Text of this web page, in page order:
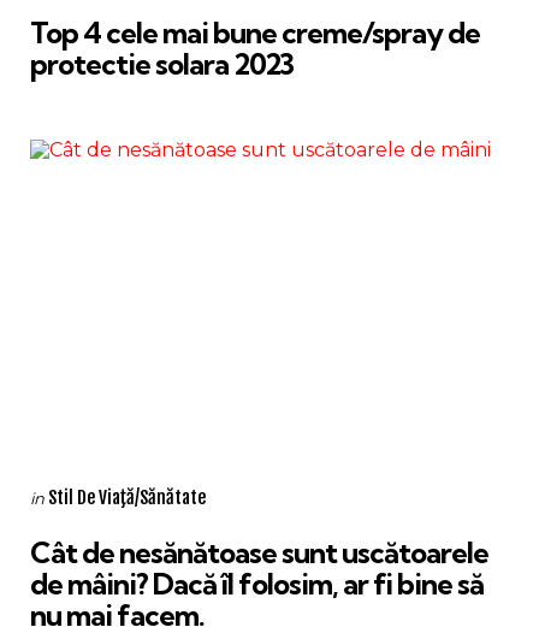
Top 4 cele mai bune creme/spray de
protectie solara 2023
Categories
Posted
in Stil De Viaţă/Sănătate
Cât de nesănătoase sunt uscătoarele
de mâini? Dacă îl folosim, ar fi bine să
nu mai facem.